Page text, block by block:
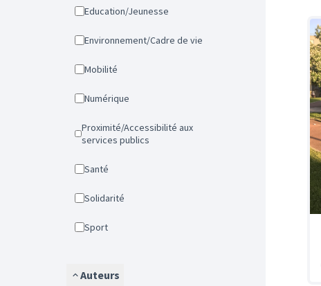
Education/Jeunesse
Environnement/Cadre de vie
Mobilité
Numérique
Proximité/Accessibilité aux
services publics
Santé
Solidarité
Sport
Auteurs